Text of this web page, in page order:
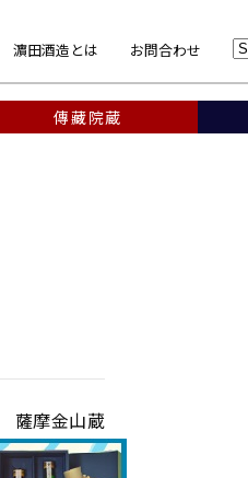
濵田酒造とは お問合わせ
傳藏院蔵
薩摩金山蔵